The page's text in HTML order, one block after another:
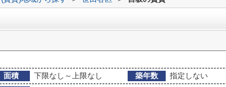
面積 下限なし～上限なし 築年数
指定しない